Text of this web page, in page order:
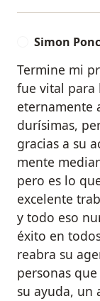
Simon
Termine mi
fue vital para
eternamente
durísimas,
gracias a su
mente
pero es lo
excelente
y todo eso
éxito en
reabra su
personas
su ayuda, un